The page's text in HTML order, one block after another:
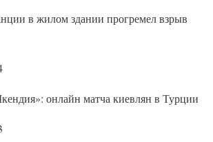
в жилом здании прогремел взрыв
онлайн матча киевлян в Турции